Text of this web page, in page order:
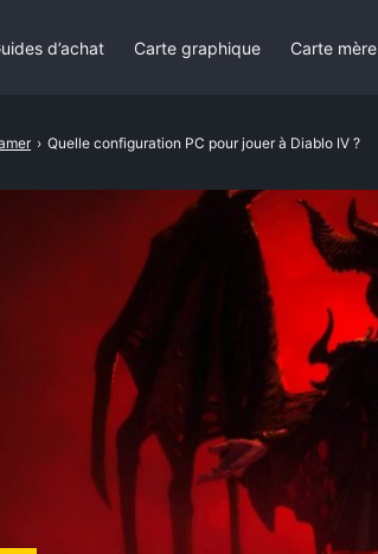
› Quelle configuration PC pour jouer à Diablo IV ?
bureautique
d’achat Carte graphique Carte mère